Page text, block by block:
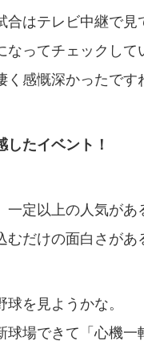
はテレビ中継で
ってチェックし
感慨深かったです
たイベント！
定以上の人気が
だけの面白さがあ
を見ようかな。
場できて「心機一